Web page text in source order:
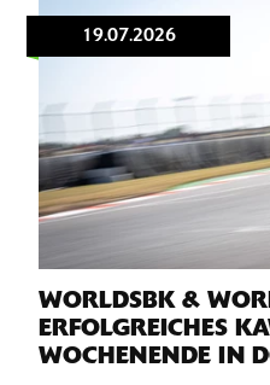
19.07.2026
WORLDSBK &
ERFOLGREICHES
WOCHENENDE IN